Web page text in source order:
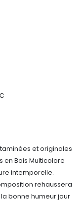
et originales
en Bois Multicolore
intemporelle.
rehaussera
bonne humeur jour